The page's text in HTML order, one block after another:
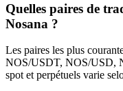
Quelles paires de
Nosana ?
Les paires les plus
NOS/USDT, NOS/USD,
spot et perpétuels varie